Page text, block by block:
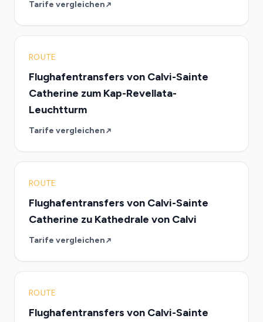
Tarife vergleichen
ROUTE
Flughafentransfers von Calvi-Sainte
Catherine zum Kap-Revellata-
Leuchtturm
Tarife vergleichen
ROUTE
Flughafentransfers von Calvi-Sainte
Catherine zu Kathedrale von Calvi
Tarife vergleichen
ROUTE
Flughafentransfers von Calvi-Sainte